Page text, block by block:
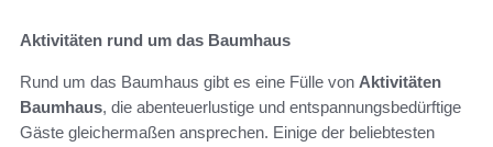
Aktivitäten rund um das Baumhaus
Rund um das Baumhaus gibt es eine Fülle von Aktivitäten
Baumhaus, die abenteuerlustige und entspannungsbedürftige
Gäste gleichermaßen ansprechen. Einige der beliebtesten